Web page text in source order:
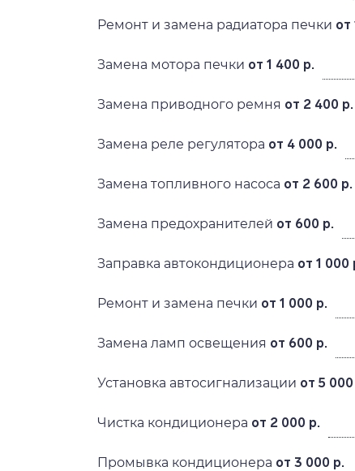
Ремонт и замена радиатора печки от
Замена мотора печки от 1 400 р.
Замена приводного ремня от 2 400 р.
Замена реле регулятора от 4 000 р.
Замена топливного насоса от 2 600 р.
Замена предохранителей от 600 р.
Заправка автокондиционера от 1 000
Ремонт и замена печки от 1 000 р.
Замена ламп освещения от 600 р.
Установка автосигнализации от 5
Чистка кондиционера от 2 000 р.
Промывка кондиционера от 3 000 р.